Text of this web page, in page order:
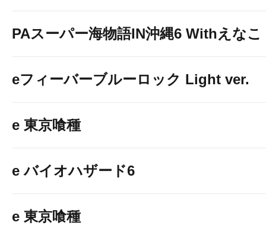
二番町通り
二番町通り
★お城下パーキング★（※提携パ
PAスーパー海物語IN沖縄6 Withえなこ
eフィーバーブルーロック Light ver.
e 東京喰種
e バイオハザード6
e 東京喰種